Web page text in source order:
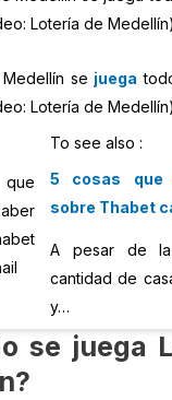
se juega
Lotería de Medellín)
To see also :
5 cosas que
sobre Thabet
A pesar de
cantidad de
y…
se juega